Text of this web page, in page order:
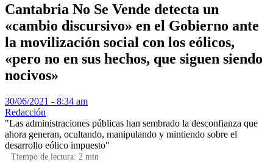
Cantabria No Se Vende detecta un
«cambio discursivo» en el Gobierno ante
la movilización social con los eólicos,
«pero no en sus hechos, que siguen siendo
nocivos»
30/06/2021 - 8:34 am
Redacción
"Las administraciones públicas han sembrado la desconfianza que
ahora generan, ocultando, manipulando y mintiendo sobre el
desarrollo eólico impuesto"
Tiempo de lectura: 2 min